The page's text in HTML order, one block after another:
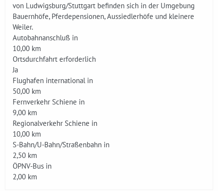
von Ludwigsburg/Stuttgart befinden sich in der Umgebung
Bauernhöfe, Pferdepensionen, Aussiedlerhöfe und kleinere
Weiler.
Autobahnanschluß in
10,00 km
Ortsdurchfahrt erforderlich
Ja
Flughafen international in
50,00 km
Fernverkehr Schiene in
9,00 km
Regionalverkehr Schiene in
10,00 km
S-Bahn/U-Bahn/Straßenbahn in
2,50 km
ÖPNV-Bus in
2,00 km